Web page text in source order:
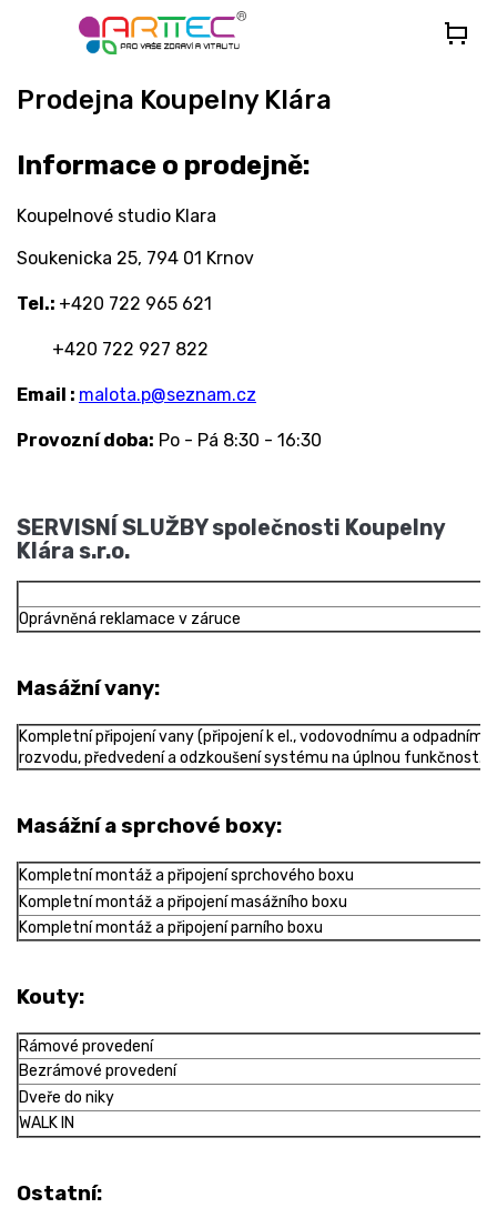
Prodejna Koupelny Klára
Informace o prodejně:
Koupelnové studio Klara
Soukenicka 25, 794 01 Krnov
Tel.: +420 722 965 621
+420 722 927 822
Email : malota.p@seznam.cz
Provozní doba: Po - Pá 8:30 - 16:30
SERVISNÍ SLUŽBY společnosti Koupelny
Klára s.r.o.
Oprávněná reklamace v záruce
Masážní vany:
Kompletní připojení vany (připojení k el., vodovodnímu a odpadnímu
rozvodu,předvedení a odzkoušení systému na úplnou funkčnost.
Masážní a sprchové boxy:
Kompletní montáž a připojení sprchového boxu
Kompletní montáž a připojení masážního boxu
Kompletní montáž a připojení parního boxu
Kouty:
Rámové provedení
Bezrámové provedení
Dveře do niky
WALK IN
Ostatní: